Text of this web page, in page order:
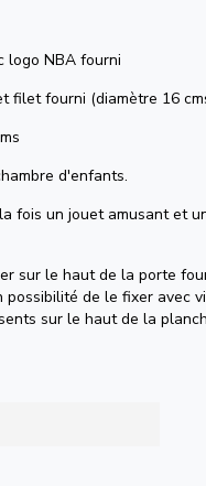
logo NBA fourni
filet fourni (diamètre 16
d'enfants.
fois un jouet amusant et
sur le haut de la porte
de le fixer avec
sur le haut de la